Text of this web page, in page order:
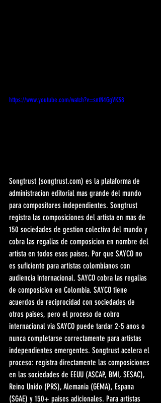
https://www.youtube.com/watch?v=sntN4GgVK38
Songtrust (songtrust.com) es la plataforma de
administracion editorial mas grande del mundo
para compositores independientes. Songtrust
registra las composiciones del artista en mas de
150 sociedades de gestion colectiva del mundo y
cobra las regalias de composicion en nombre del
artista en todos esos paises. Por que SAYCO no
es suficiente para artistas colombianos con
audiencia internacional. SAYCO cobra las regalias
de composicion en Colombia. SAYCO tiene
acuerdos de reciprocidad con sociedades de
otros paises, pero el proceso de cobro
internacional via SAYCO puede tardar 2-5 anos o
nunca completarse correctamente para artistas
independientes emergentes. Songtrust acelera el
proceso: registra directamente las composiciones
en las sociedades de EEUU (ASCAP, BMI, SESAC),
Reino Unido (PRS), Alemania (GEMA), Espana
(SGAE) y 150+ paises adicionales. Para artistas